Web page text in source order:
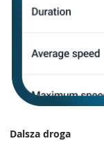
Dalsza droga